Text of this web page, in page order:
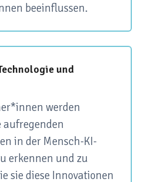
beeinflussen.
und
werden
in der Mensch-KI-
erkennen und zu
sie diese Innovationen